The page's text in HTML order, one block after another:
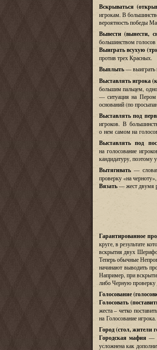
Вскрываться (
игрокам. В
вероятность победы
Вывести (вынести,
большинством
Выиграть всухую (
против трех Красных.
Выплыть— выиграть
Выставлять игрока (
большим пальцем,
— ситуация на
оснований(по
Выставлять под
игроков. В
о нем самом на
Выставлять под
на голосование
кандидатуру, поэтому
Вытягивать —
проверку«на черноту»,
Вязать—жест двумя
Гарантированное
круге, в результате
вскрытия двух
Теперь обычные
начинают выводить
Например, при
либо Черную
Голосование (
Голосовать (
жеста– четко
на Голосование игрока.
Город (стол, жители
Городская мафия —
усложнена как